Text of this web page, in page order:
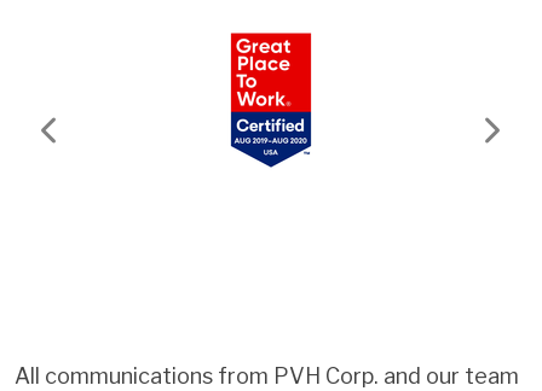
Previous Next
All communications from PVH Corp. and our team